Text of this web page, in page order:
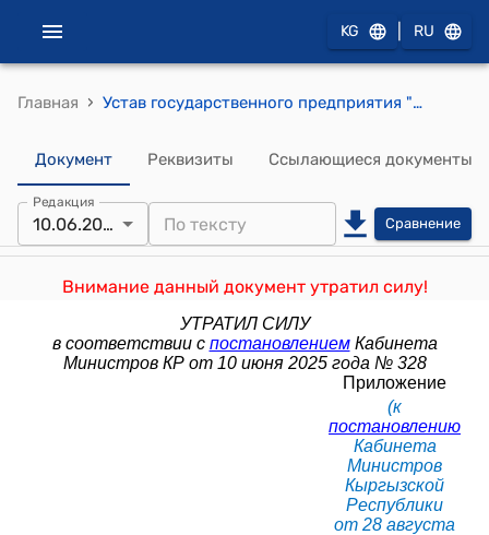
KG RU
Главная › Устав государственного предприятия "Кыргыз Маданият Сервис" при Министерстве культуры, информации, спорта и молодежной политики Кыргызской Республики (к постановлению Кабинета Министров КР от 28 августа 2023 года № 439)
Документ Реквизиты Ссылающиеся документы
Редакция
10.06.2025 Сравнение
Внимание данный документ утратил силу!